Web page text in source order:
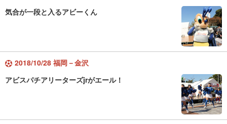
気合が一段と入るアビーくん
2018/10/28 福岡－金沢
アビスパチアリーターズjrがエール！